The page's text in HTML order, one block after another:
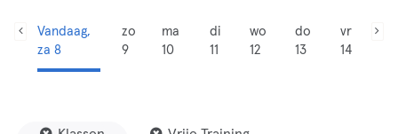
Vandaag,
za 8
zo
9
ma
10
di
11
wo
12
do
13
vr
14